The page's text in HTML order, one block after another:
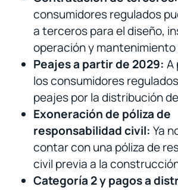
consumidores regulados
a terceros para el diseño,
operación y mantenimiento
Peajes a partir de 2029: A
los consumidores
peajes por la distribución
Exoneración de póliza de
responsabilidad civil: Ya
contar con una póliza de
civil previa a la
Categoría 2 y pagos a